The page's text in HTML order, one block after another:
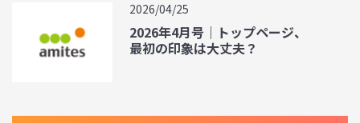
2026/04/25
2026年4月号｜トップページ、
最初の印象は大丈夫？